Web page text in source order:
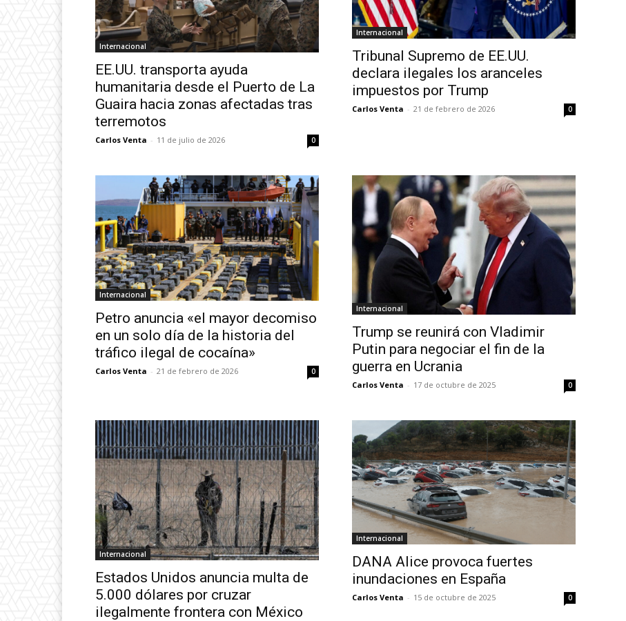
Internacional
EE.UU. transporta ayuda
humanitaria desde el Puerto de La
Guaira hacia zonas afectadas tras
terremotos
Carlos Venta - 11 de julio de 2026 0
Internacional
Tribunal Supremo de EE.UU.
declara ilegales los aranceles
impuestos por Trump
Carlos Venta - 21 de febrero de 2026 0
Internacional
Petro anuncia «el mayor decomiso
en un solo día de la historia del
tráfico ilegal de cocaína»
Carlos Venta - 21 de febrero de 2026 0
Internacional
Trump se reunirá con Vladimir
Putin para negociar el fin de la
guerra en Ucrania
Carlos Venta - 17 de octubre de 2025 0
Internacional
Estados Unidos anuncia multa de
5.000 dólares por cruzar
ilegalmente frontera con México
Internacional
DANA Alice provoca fuertes
inundaciones en España
Carlos Venta - 15 de octubre de 2025 0